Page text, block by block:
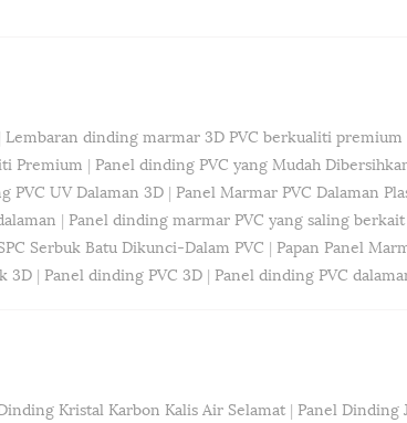
Lembaran dinding marmar 3D PVC berkualiti premium
Premium | Panel dinding PVC yang Mudah
PVC UV Dalaman 3D | Panel Marmar PVC Dalaman
| Panel dinding marmar PVC yang saling berkait
Serbuk Batu Dikunci-Dalam PVC | Papan Panel
3D | Panel dinding PVC 3D | Panel dinding PVC
Kristal Karbon Kalis Air Selamat | Panel Dinding